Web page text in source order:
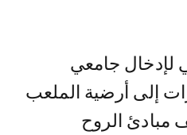
لإدخال جامعي
إلى أرضية الملعب
مبادئ الروح